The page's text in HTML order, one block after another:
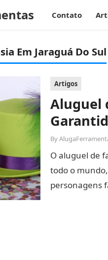
Contato
Em Jaraguá Do Sul
Artigos
Aluguel
By
O aluguel de
todo o
personagens